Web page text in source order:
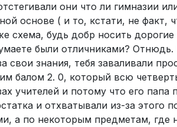
они что ли гимназии
основе ( и то, кстати, не факт,
будь добр носить дорогие
были отличниками?
знания, тебя заваливали
балом 2. 0, который всю
учителей и потому что его папа
и отхватывали из-за этого
а по некоторым предметам, где